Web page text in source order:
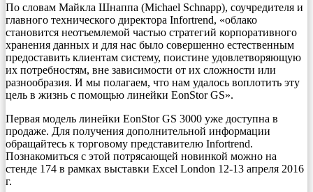
По словам Майкла Шнаппа (Michael Schnapp), соучредителя и
главного технического директора Infortrend, «облако
становится неотъемлемой частью стратегий корпоративного
хранения данных и для нас было совершенно естественным
предоставить клиентам систему, поистине удовлетворяющую
их потребностям, вне зависимости от их сложности или
разнообразия. И мы полагаем, что нам удалось воплотить эту
цель в жизнь с помощью линейки EonStor GS».
Первая модель линейки EonStor GS 3000 уже доступна в
продаже. Для получения дополнительной информации
обращайтесь к торговому представителю Infortrend.
Познакомиться с этой потрясающей новинкой можно на
стенде 174 в рамках выставки Excel London 12-13 апреля 2016
г.